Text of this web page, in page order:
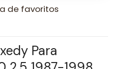
de favoritos
Para